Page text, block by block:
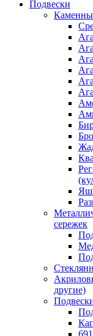
Подвески
сережек
другие)